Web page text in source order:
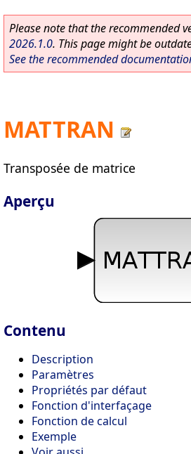
Please note that the recommended
2026.1.0. This page might be
See the recommended
MATTRAN
Transposée de matrice
Aperçu
Contenu
Description
Paramètres
Propriétés par défaut
Fonction d'interfaçage
Fonction de calcul
Exemple